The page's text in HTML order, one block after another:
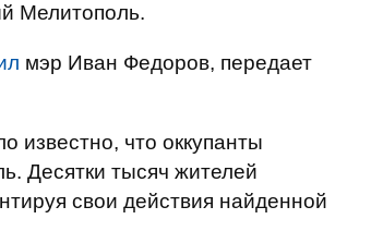
Мелитополь.
мэр Иван Федоров, передает
известно, что оккупанты
Десятки тысяч жителей
свои действия найденной